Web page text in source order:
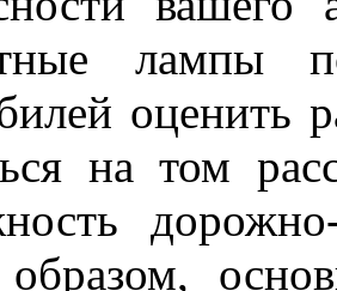
лампы
оценить
на том